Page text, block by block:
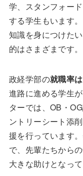
学、スタンフォー
する学生もいます
知識を身につけた
的はさまざまです。
政経学部の就職率
進路に進める学生
ターでは、OB・
ントリーシート添
援を行っています
で、先輩たちから
大きな助けとなって